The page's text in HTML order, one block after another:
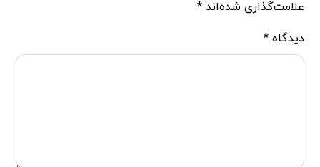
علامت‌گذاری شده‌اند*
دیدگاه*